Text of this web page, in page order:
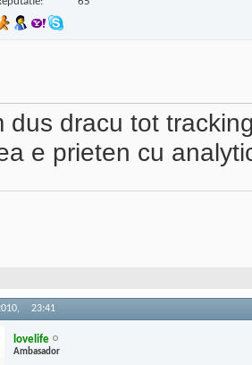
dus dracu tot
e prieten cu
23:41
lovelife
Ambasador